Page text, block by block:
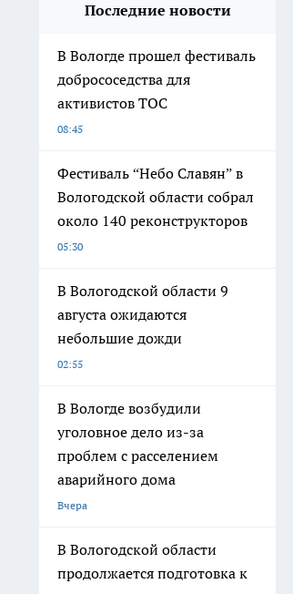
Последние новости
В Вологде прошел фестиваль
добрососедства для
активистов ТОС
08:45
Фестиваль “Небо Славян” в
Вологодской области собрал
около 140 реконструкторов
05:30
В Вологодской области 9
августа ожидаются
небольшие дожди
02:55
В Вологде возбудили
уголовное дело из-за
проблем с расселением
аварийного дома
Вчера
В Вологодской области
продолжается подготовка к